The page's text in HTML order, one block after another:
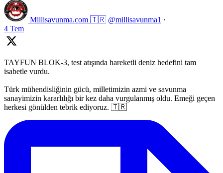
Millisavunma.com 🇹🇷 @millisavunma1 ·
4 Tem
TAYFUN BLOK-3, test atışında hareketli deniz hedefini tam
isabetle vurdu.
Türk mühendisliğinin gücü, milletimizin azmi ve savunma
sanayimizin kararlılığı bir kez daha vurgulanmış oldu. Emeği geçen
herkesi gönülden tebrik ediyoruz. 🇹🇷